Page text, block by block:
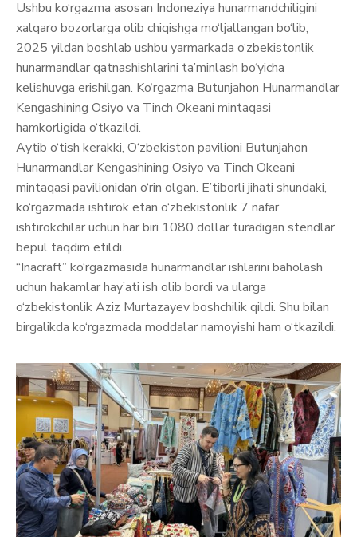
Ushbu ko‘rgazma asosan Indoneziya hunarmandchiligini
xalqaro bozorlarga olib chiqishga mo‘ljallangan bo‘lib,
2025 yildan boshlab ushbu yarmarkada o‘zbekistonlik
hunarmandlar qatnashishlarini ta’minlash bo‘yicha
kelishuvga erishilgan. Ko‘rgazma Butunjahon Hunarmandlar
Kengashining Osiyo va Tinch Okeani mintaqasi
hamkorligida o‘tkazildi.
Aytib o‘tish kerakki, O‘zbekiston pavilioni Butunjahon
Hunarmandlar Kengashining Osiyo va Tinch Okeani
mintaqasi pavilionidan o‘rin olgan. E’tiborli jihati shundaki,
ko‘rgazmada ishtirok etan o‘zbekistonlik 7 nafar
ishtirokchilar uchun har biri 1080 dollar turadigan stendlar
bepul taqdim etildi.
“Inacraft” ko‘rgazmasida hunarmandlar ishlarini baholash
uchun hakamlar hay’ati ish olib bordi va ularga
o‘zbekistonlik Aziz Murtazayev boshchilik qildi. Shu bilan
birgalikda ko‘rgazmada moddalar namoyishi ham o‘tkazildi.